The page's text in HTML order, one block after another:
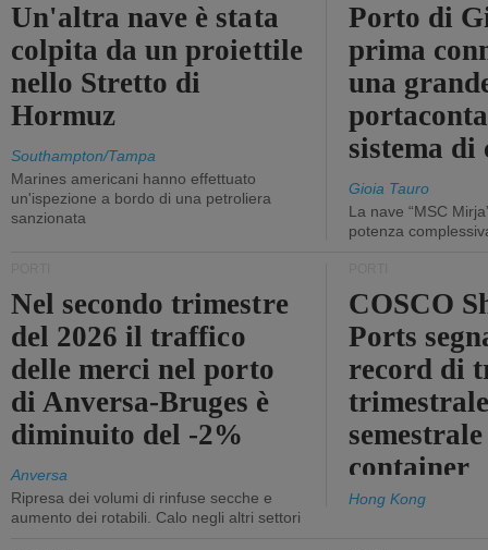
Un'altra nave è stata
colpita da un proiettile
nello Stretto di
Hormuz
Southampton/Tampa
Marines americani hanno effettuato
un'ispezione a bordo di una petroliera
sanzionata
Porto di
prima
una
sistema
Gioia Tauro
La nave “MSC
potenza
Nel secondo trimestre
del 2026 il traffico
delle merci nel porto
di Anversa-Bruges è
diminuito del -2%
Anversa
Ripresa dei volumi di rinfuse secche e
aumento dei rotabili. Calo negli altri settori
COSCO
Ports
record di
container
Hong Kong